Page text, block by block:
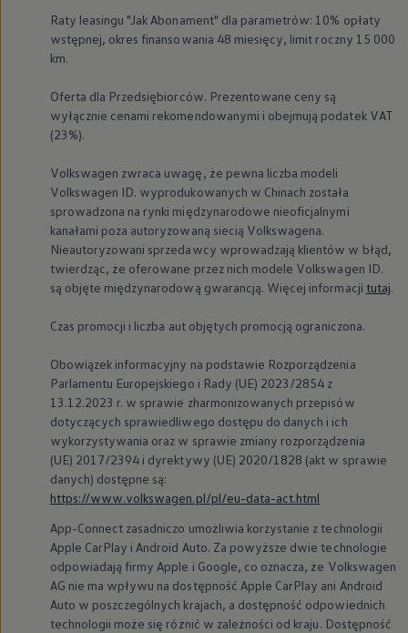
Raty leasingu "Jak Abonament" dla parametrów: 10% opłaty
wstępnej, okres finansowania 48 miesięcy, limit roczny 15 000
km.
Oferta dla Przedsiębiorców. Prezentowane ceny są
wyłącznie cenami rekomendowanymi i obejmują podatek VAT
(23%).
Volkswagen zwraca uwagę, że pewna liczba modeli
Volkswagen ID. wyprodukowanych w Chinach została
sprowadzona na rynki międzynarodowe nieoficjalnymi
kanałami poza autoryzowaną siecią Volkswagena.
Nieautoryzowani sprzedawcy wprowadzają klientów w błąd,
twierdząc, że oferowane przez nich modele Volkswagen ID.
są objęte międzynarodową gwarancją. Więcej informacji tutaj.
Czas promocji i liczba aut objętych promocją ograniczona.
Obowiązek informacyjny na podstawie Rozporządzenia
Parlamentu Europejskiego i Rady (UE) 2023/2854 z
13.12.2023 r. w sprawie zharmonizowanych przepisów
dotyczących sprawiedliwego dostępu do danych i ich
wykorzystywania oraz w sprawie zmiany rozporządzenia
(UE) 2017/2394 i dyrektywy (UE) 2020/1828 (akt w sprawie
danych) dostępne są:
https://www.volkswagen.pl/pl/eu-data-act.html
App-Connect zasadniczo umożliwia korzystanie z technologii
Apple CarPlay i Android Auto. Za powyższe dwie technologie
odpowiadają firmy Apple i Google, co oznacza, że Volkswagen
AG nie ma wpływu na dostępność Apple CarPlay ani Android
Auto w poszczególnych krajach, a dostępność odpowiednich
technologii może się różnić w zależności od kraju. Dostępność